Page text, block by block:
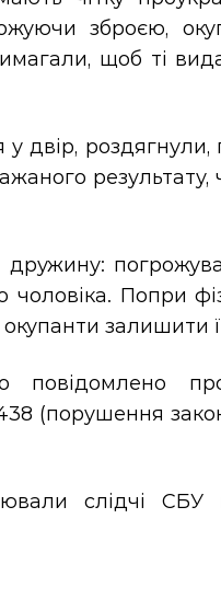
зброєю,
щоб ті
у двір,
результату,
чоловіка. Попри
залишити
повідомлено
(порушення
слідчі СБУ